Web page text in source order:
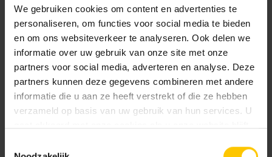
We gebruiken cookies om content en advertenties te
personaliseren, om functies voor social media te bieden
en om ons websiteverkeer te analyseren. Ook delen we
informatie over uw gebruik van onze site met onze
partners voor social media, adverteren en analyse. Deze
partners kunnen deze gegevens combineren met andere
informatie die u aan ze heeft verstrekt of die ze hebben
verzameld op basis van uw gebruik van hun services. U
tuinverlichtingvan in-lite ready, die een sfeervolle
ambiance creëert in de tuin. Door verschillende hoogtes
verlichting te gebruiken, worden de hoogteverschillen van
de planten benadrukt en kan er ook 's avonds volop van de
tuin genoten worden.
Realization
2020